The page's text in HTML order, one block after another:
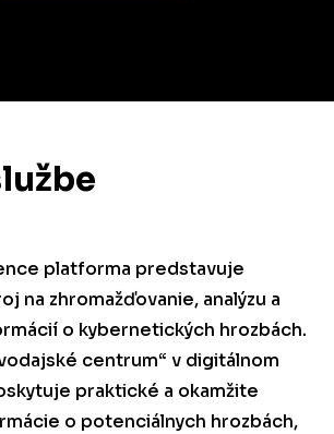
platforma predstavuje
na zhromažďovanie, analýzu a
o kybernetických hrozbách.
centrum“ v digitálnom
praktické a okamžite
o potenciálnych hrozbách,